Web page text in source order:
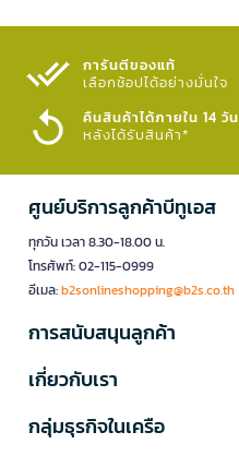
การันตีของแท้
เลือกช้อปได้อย่างมั่นใจ​
คืนสินค้าได้ภายใน 14 วัน
หลังได้รับสินค้า*
ศูนย์บริการลูกค้าบีทูเอส
ทุกวัน เวลา 8.30-18.00 น.
โทรศัพท์: 02-115-0999
อีเมล:b2sonlineshopping@b2s.co.th
การสนับสนุนลูกค้า
เกี่ยวกับเรา
กลุ่มธุรกิจในเครือ